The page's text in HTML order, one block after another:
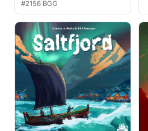
#2156 BGG